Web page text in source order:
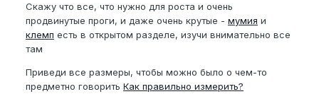
Скажу что все, что нужно для роста и очень
продвинутые проги, и даже очень крутые - мумия и
клемп есть в открытом разделе, изучи внимательно все
там
Приведи все размеры, чтобы можно было о чем-то
предметно говорить Как правильно измерить?